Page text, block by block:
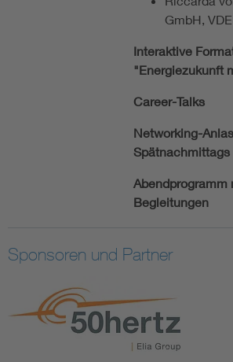
GmbH,
Interaktive
"Energiezukunft
Career-Talks
Networking-
Spätnachmittags
Abendprogramm
Begleitungen
Sponsoren und Partner